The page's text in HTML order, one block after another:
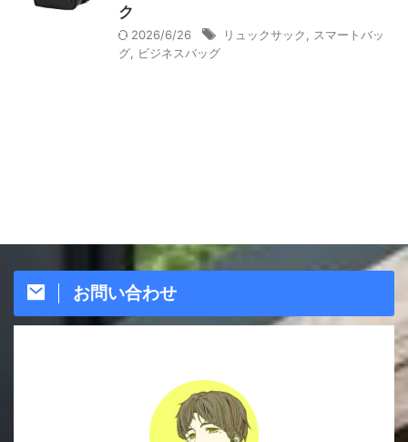
ク
2026/6/26 リュックサック
スマートバッ
グ
ビジネスバッグ
お問い合わせ